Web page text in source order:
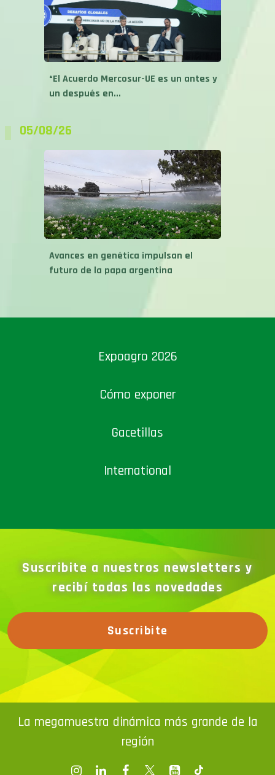
“El Acuerdo Mercosur-UE es un antes y
un después en...
05/08/26
Avances en genética impulsan el
futuro de la papa argentina
Expoagro 2026
Cómo exponer
Gacetillas
International
Suscribite a nuestros newsletters y
recibí todas las novedades
Suscribite
La megamuestra dinámica más grande de la
región